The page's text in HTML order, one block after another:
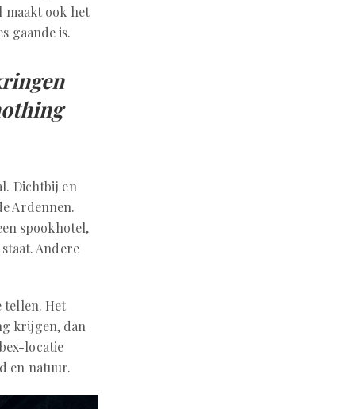
maakt ook het
gaande is.
Dichtbij en
Ardennen.
spookhotel,
Andere
tellen. Het
krijgen, dan
locatie
en natuur.